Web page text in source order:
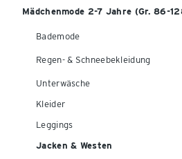
Mädchenmode 2-7 Jahre (Gr. 86-
Bademode
Regen- & Schneebekleidung
Unterwäsche
Kleider
Leggings
Jacken & Westen